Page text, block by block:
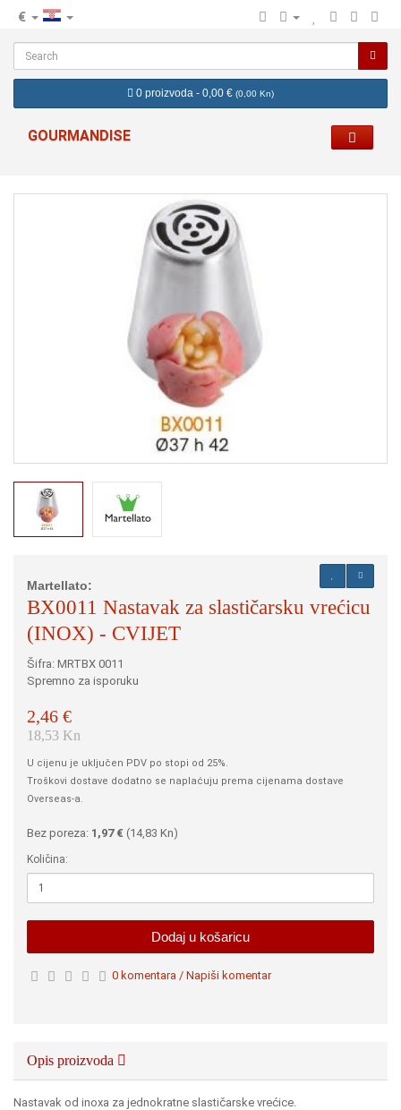
€ hr
0 proizvoda - 0,00 € (0,00 Kn)
GOURMANDISE
Martellato:
BX0011 Nastavak za slastičarsku vrećicu
(INOX) - CVIJET
Šifra: MRTBX 0011
Spremno za isporuku
2,46 €
18,53 Kn
U cijenu je uključen PDV po stopi od 25%.
Troškovi dostave dodatno se naplaćuju prema cijenama dostave
Overseas-a.
Bez poreza: 1,97 € (14,83 Kn)
Količina:
Dodaj u košaricu
0 komentara / Napiši komentar
Opis proizvoda
Nastavak od inoxa za jednokratne slastičarske vrećice.